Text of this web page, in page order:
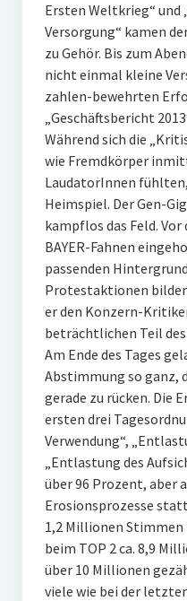
Ersten Weltkrieg“ und
Versorgung“ kamen
zu Gehör. Bis zum
nicht einmal kleine
zahlen-bewehrten
„Geschäftsbericht
Während sich die
wie Fremdkörper
LaudatorInnen
Heimspiel. Der Gen-
kampflos das Feld.
BAYER-Fahnen
passenden
Protestaktionen
er den Konzern-
beträchtlichen Teil
Am Ende des Tages
Abstimmung so ganz,
gerade zu rücken. Die
ersten drei
Verwendung“,
„Entlastung des
über 96 Prozent, aber
Erosionsprozesse
1,2 Millionen Stimmen
beim TOP 2 ca. 8,9
über 10 Millionen
viele wie bei der